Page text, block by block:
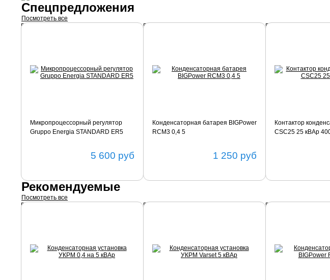
Спецпредложения
Посмотреть все
Микропроцессорный регулятор
Gruppo Energia STANDARD ER5
5 600 руб
Подробнее
Конденсаторная батарея BIGPower
RCM3 0,4 5
1 250 руб
Подробнее
Контактор
CSC25 25 кВАр
Подробнее
Рекомендуемые
Посмотреть все
Подробнее Подробнее Подробнее